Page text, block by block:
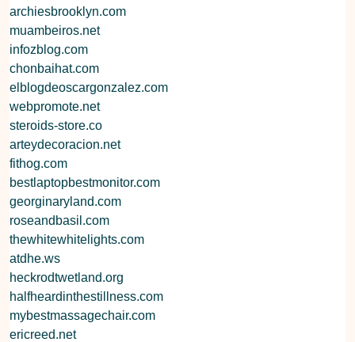
archiesbrooklyn.com
muambeiros.net
infozblog.com
chonbaihat.com
elblogdeoscargonzalez.com
webpromote.net
steroids-store.co
arteydecoracion.net
fithog.com
bestlaptopbestmonitor.com
georginaryland.com
roseandbasil.com
thewhitewhitelights.com
atdhe.ws
heckrodtwetland.org
halfheardinthestillness.com
mybestmassagechair.com
ericreed.net